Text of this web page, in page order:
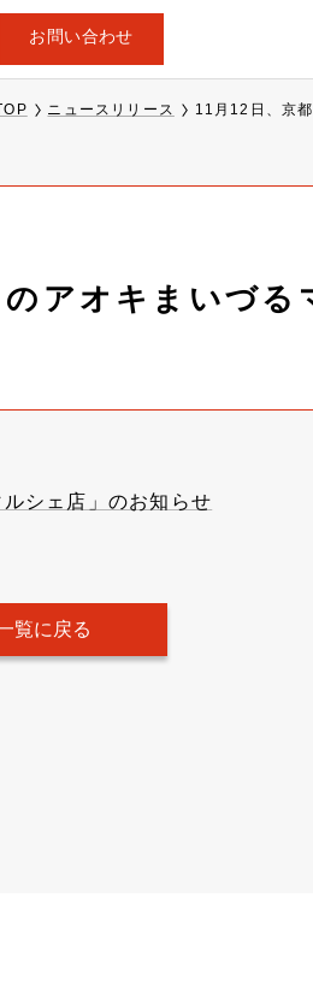
お問い合わせ
ニュースリリース 11月12日、京
アオキまいづ
シェ店」のお知らせ
覧に戻る